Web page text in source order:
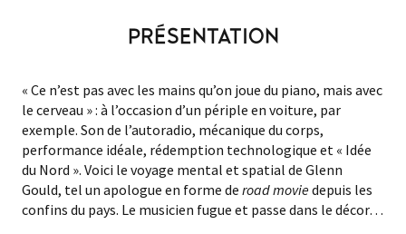
PRÉSENTATION
« Ce n’est pas avec les mains qu’on joue du piano, mais avec
le cerveau » : à l’occasion d’un périple en voiture, par
exemple. Son de l’autoradio, mécanique du corps,
performance idéale, rédemption technologique et « Idée
du Nord ». Voici le voyage mental et spatial de Glenn
Gould, tel un apologue en forme de road moviedepuis les
confins du pays. Le musicien fugue et passe dans le décor…